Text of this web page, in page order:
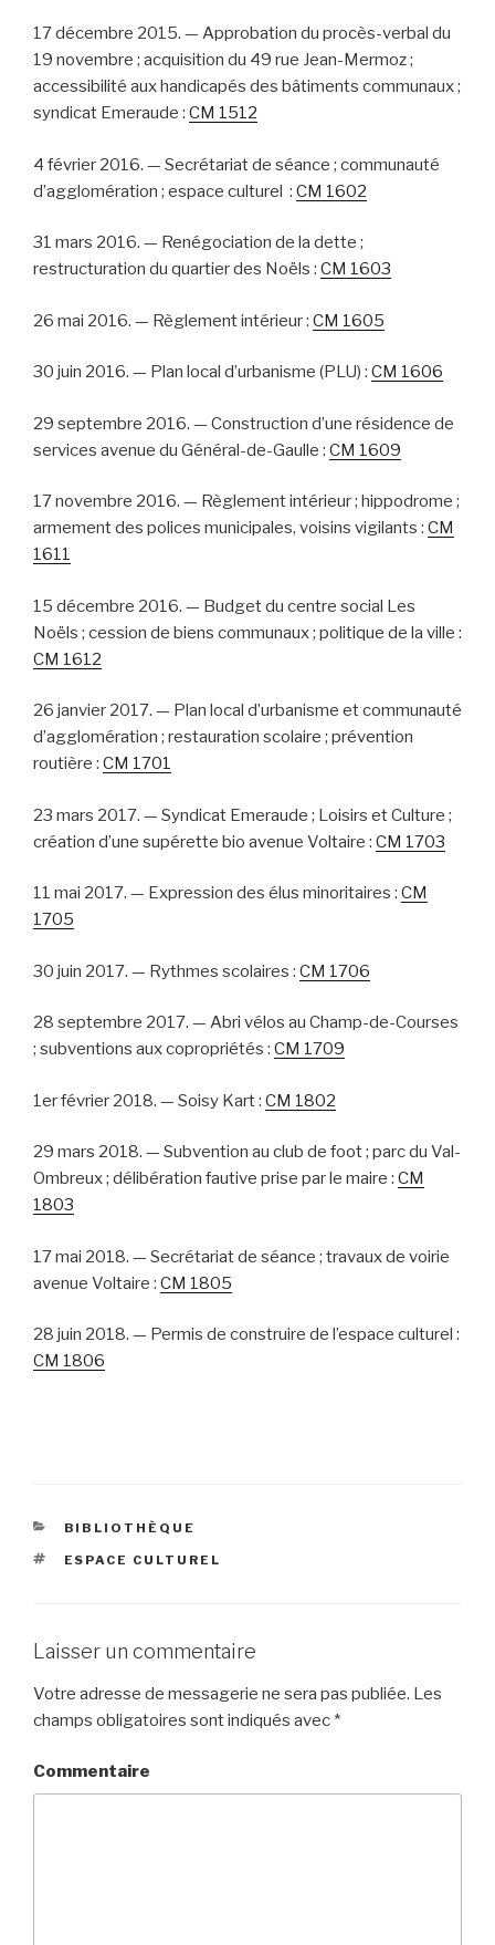
17 décembre 2015. — Approbation du procès-verbal du
19 novembre ; acquisition du 49 rue Jean-Mermoz ;
accessibilité aux handicapés des bâtiments communaux ;
syndicat Emeraude : CM 1512
4 février 2016. — Secrétariat de séance ; communauté
d’agglomération ; espace culturel : CM 1602
31 mars 2016. — Renégociation de la dette ;
restructuration du quartier des Noëls : CM 1603
26 mai 2016. — Règlement intérieur : CM 1605
30 juin 2016. — Plan local d’urbanisme (PLU) : CM 1606
29 septembre 2016. — Construction d’une résidence de
services avenue du Général-de-Gaulle : CM 1609
17 novembre 2016. — Règlement intérieur ; hippodrome ;
armement des polices municipales, voisins vigilants : CM
1611
15 décembre 2016. — Budget du centre social Les
Noëls ; cession de biens communaux ; politique de la ville :
CM 1612
26 janvier 2017. — Plan local d’urbanisme et communauté
d’agglomération ; restauration scolaire ; prévention
routière : CM 1701
23 mars 2017. — Syndicat Emeraude ; Loisirs et Culture ;
création d’une supérette bio avenue Voltaire : CM 1703
11 mai 2017. — Expression des élus minoritaires : CM
1705
30 juin 2017. — Rythmes scolaires : CM 1706
28 septembre 2017. — Abri vélos au Champ-de-Courses
; subventions aux copropriétés : CM 1709
1er février 2018. — Soisy Kart : CM 1802
29 mars 2018. — Subvention au club de foot ; parc du Val-
Ombreux ; délibération fautive prise par le maire : CM
1803
17 mai 2018. — Secrétariat de séance ; travaux de voirie
avenue Voltaire : CM 1805
28 juin 2018. — Permis de construire de l’espace culturel :
CM 1806
CATÉGORIES
BIBLIOTHÈQUE
ÉTIQUETTES
ESPACE CULTUREL
Laisser un commentaire
Votre adresse de messagerie ne sera pas publiée. Les
champs obligatoires sont indiqués avec *
Commentaire